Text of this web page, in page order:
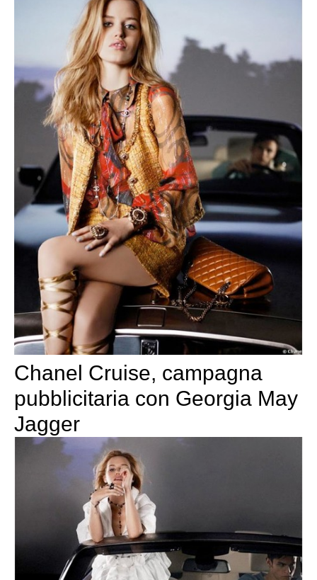
Chanel Cruise, campagna
pubblicitaria con Georgia May
Jagger